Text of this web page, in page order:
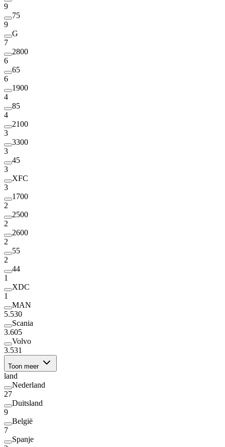
9
75
9
G
7
2800
6
65
6
1900
4
85
4
2100
3
3300
3
45
3
XFC
3
1700
2
2500
2
2600
2
55
2
44
1
XDC
1
MAN
5.530
Scania
3.605
Volvo
3.531
Toon meer
land
Nederland
27
Duitsland
9
België
7
Spanje